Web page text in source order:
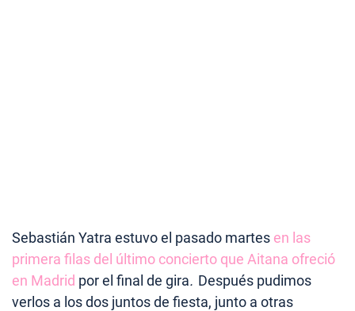
Sebastián Yatra estuvo el pasado martes en las
primera filas del último concierto que Aitana ofreció
en Madrid por el final de gira. Después pudimos
verlos a los dos juntos de fiesta, junto a otras